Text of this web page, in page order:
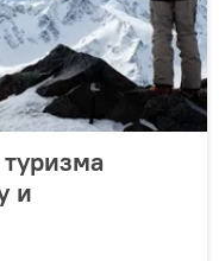
и